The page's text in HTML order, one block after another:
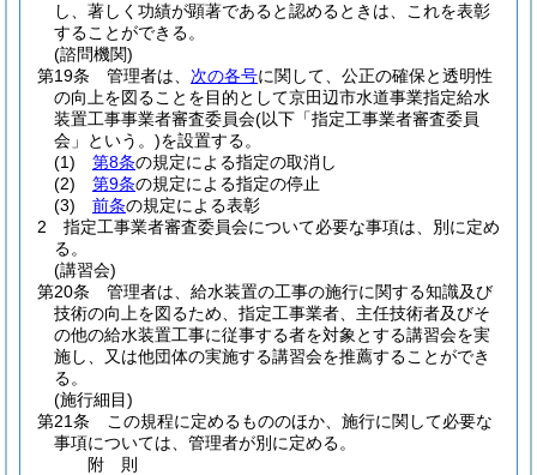
し、著しく功績が顕著であると認めるときは、これを表彰
することができる。
(諮問機関)
第19条
管理者は、 次の各号に関して、公正の確保と透明性
の向上を図ることを目的として京田辺市水道事業指定給水
装置工事事業者審査委員会(以下「指定工事業者審査委員
会」という。)を設置する。
(1)
第8条の規定による指定の取消し
(2)
第9条の規定による指定の停止
(3)
前条の規定による表彰
2
指定工事業者審査委員会について必要な事項は、別に定め
る。
(講習会)
第20条
管理者は、給水装置の工事の施行に関する知識及び
技術の向上を図るため、指定工事業者、主任技術者及びそ
の他の給水装置工事に従事する者を対象とする講習会を実
施し、又は他団体の実施する講習会を推薦することができ
る。
(施行細目)
第21条
この規程に定めるもののほか、施行に関して必要な
事項については、管理者が別に定める。
附 則